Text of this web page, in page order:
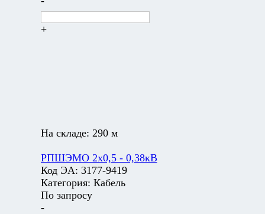
+
На складе: 290 м
РПШЭМО 2х0,5 - 0,38кВ
Код ЭА: 3177-9419
Категория: Кабель
По запросу
-